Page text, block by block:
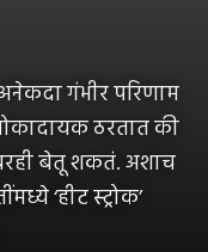
गंभीर परिणाम
ठरतात की
बेतू शकतं. अशाच
‘हीट स्ट्रोक’